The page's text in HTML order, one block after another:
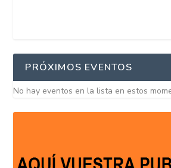
PRÓXIMOS EVENTOS
No hay eventos en la lista en estos